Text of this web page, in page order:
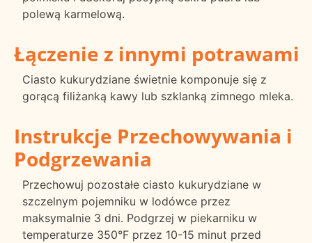
polewą karmelową.
Łączenie z innymi potrawami
Ciasto kukurydziane świetnie komponuje się z
gorącą filiżanką kawy lub szklanką zimnego mleka.
Instrukcje Przechowywania i
Podgrzewania
Przechowuj pozostałe ciasto kukurydziane w
szczelnym pojemniku w lodówce przez
maksymalnie 3 dni. Podgrzej w piekarniku w
temperaturze 350°F przez 10-15 minut przed